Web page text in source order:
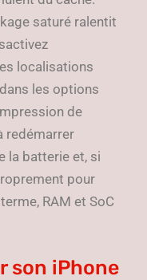
saturé ralentit
localisations
les options
de
redémarrer
la batterie et, si
pour
RAM et SoC
son iPhone